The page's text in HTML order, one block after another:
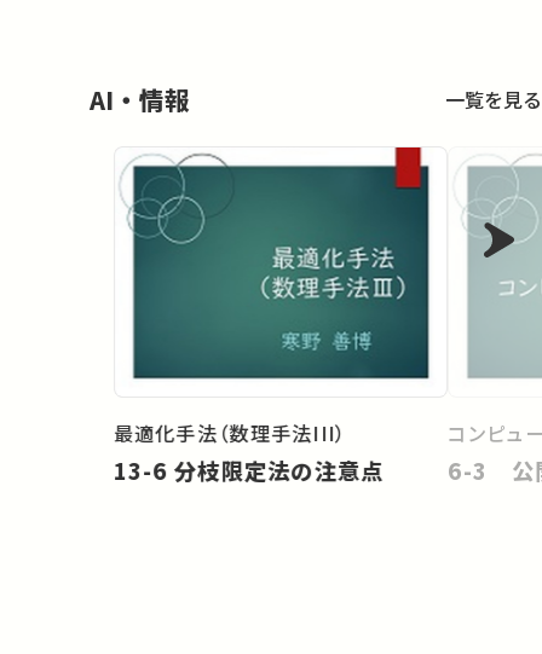
AI・情報 一覧を見る
最適化手法（数理手法III）
13-6 分枝限定法の注意点
コンピュ
6-3 公